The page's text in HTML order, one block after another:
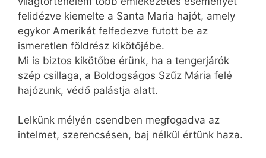
felidézve kiemelte a Santa Maria hajót, amely
egykor Amerikát felfedezve futott be az
ismeretlen földrész kikötőjébe.
Mi is biztos kikötőbe érünk, ha a tengerjárók
szép csillaga, a Boldogságos Szűz Mária felé
hajózunk, védő palástja alatt.
Lelkünk mélyén csendben megfogadva az
intelmet, szerencsésen, baj nélkül értünk haza.